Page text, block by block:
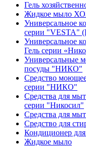
Гель
Жидкое мыло
Универсальное
серии "VESTA"
Универсальное
Гель серии
Универсальные
посуды "НИКО"
Средство
серии "НИКО"
Средства для
серии "Никосил"
Средства для
Средство для
Кондиционер для
Жидкое мыло